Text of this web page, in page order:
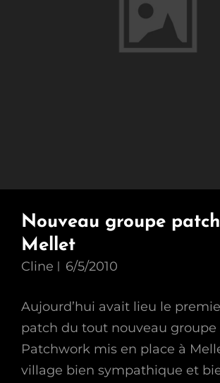
Nouveau groupe
Mellet
Cline 6/5/2010
Aujourd’hui avait lieu le
patch du tout nouveau groupe
Patchwork mis en place à
village bien sympathique et